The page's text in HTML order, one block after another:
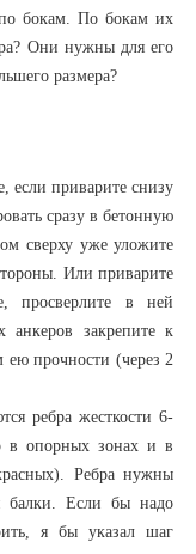
бокам. По бокам их
Они нужны для его
размера?
если приварите снизу
сразу в бетонную
сверху уже уложите
Или приварите
просверлите в ней
закрепите к
прочности (через 2
ребра жесткости 6-
опорных зонах и в
Ребра нужны
балки. Если бы надо
я бы указал шаг